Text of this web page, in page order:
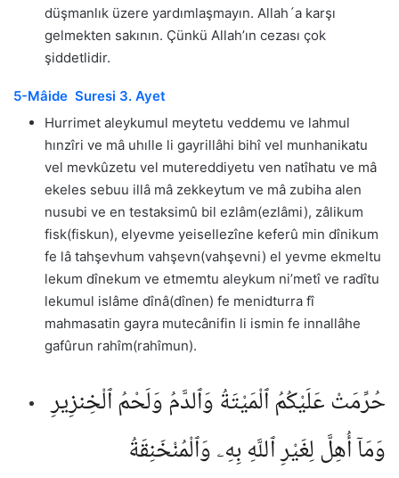
düşmanlık üzere yardımlaşmayın. Allah´a karşı
gelmekten sakının. Çünkü Allah’ın cezası çok
şiddetlidir.
5-Mâide Suresi 3. Ayet
Hurrimet aleykumul meytetu veddemu ve lahmul
hınzîri ve mâ uhılle li gayrillâhi bihî vel munhanikatu
vel mevkûzetu vel mutereddiyetu ven natîhatu ve mâ
ekeles sebuu illâ mâ zekkeytum ve mâ zubiha alen
nusubi ve en testaksimû bil ezlâm(ezlâmi), zâlikum
fisk(fiskun), elyevme yeisellezîne keferû min dînikum
fe lâ tahşevhum vahşevn(vahşevni) el yevme ekmeltu
lekum dînekum ve etmemtu aleykum ni’metî ve radîtu
lekumul islâme dînâ(dînen) fe menidturra fî
mahmasatin gayra mutecânifin li ismin fe innallâhe
gafûrun rahîm(rahîmun).
حُرِّمَتْ عَلَيْكُمُ ٱلْمَيْتَةُ وَٱلدَّمُ وَلَحْمُ ٱلْخِنزِيرِ
وَمَآ أُهِلَّ لِغَيْرِ ٱللَّهِ بِهِۦ وَٱلْمُنْخَنِقَةُ